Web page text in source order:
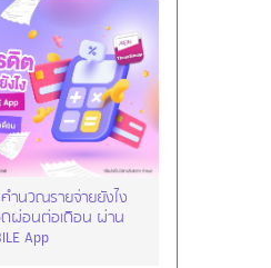
นวณรายจ่ายยังไง
ผ่อนต่อเดือน ผ่าน
App